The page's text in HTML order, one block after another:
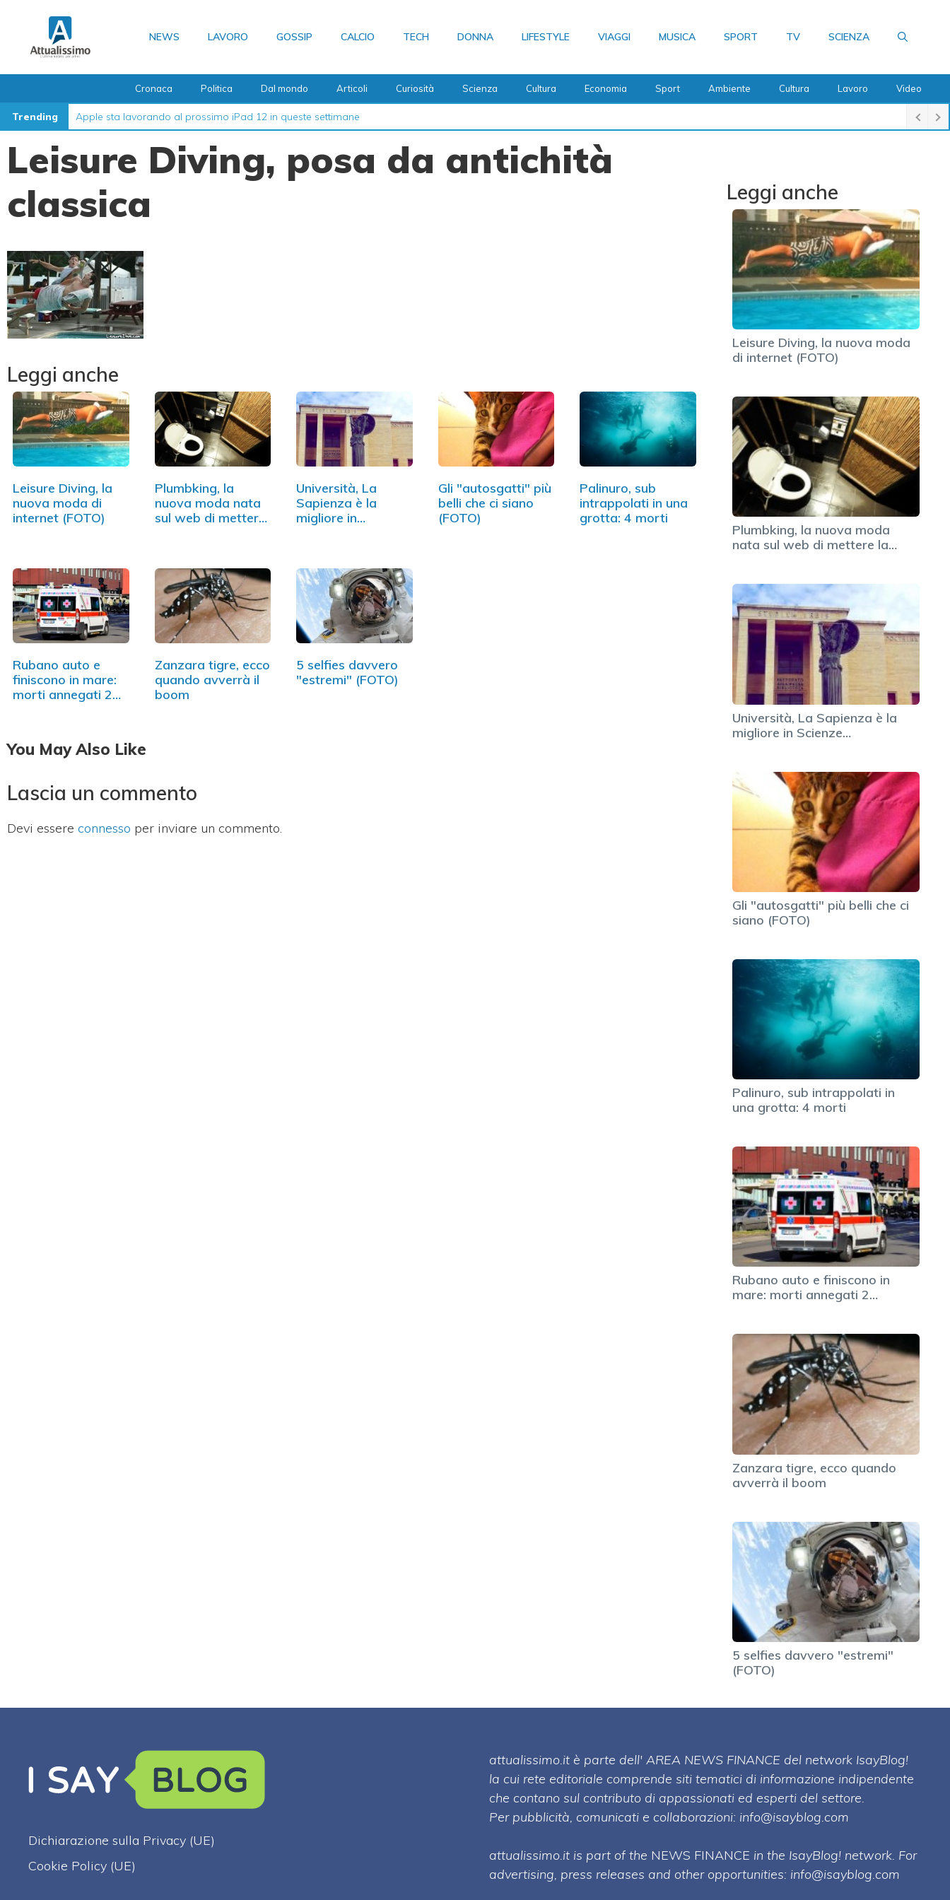
contenuto
NEWS LAVORO GOSSIP CALCIO TECH DONNA LIFESTYLE VIAGGI MUSICA SPORT TV SCIENZA
Cronaca Politica Dal mondo Articoli Curiosità Scienza Cultura Economia Sport Ambiente Cultura Lavoro Video
Trending Apple sta lavorando al prossimo iPad 12 in queste settimane
Leisure Diving, posa da antichità
classica
Leggi anche
Leisure Diving, la
nuova moda di
internet (FOTO)
Plumbking, la
nuova moda nata
sul web di mettere
Università, La
Sapienza è la
migliore in
Gli "autosgatti" più
belli che ci siano
(FOTO)
Palinuro, sub
intrappolati in una
grotta: 4 morti
Rubano auto e
finiscono in mare:
morti annegati 2…
Zanzara tigre, ecco
quando avverrà il
boom
5 selfies davvero
"estremi" (FOTO)
You May Also Like
Lascia un commento
Devi essere connesso per inviare un commento.
Leggi anche
Leisure Diving, la nuova moda
di internet (FOTO)
Plumbking, la nuova moda
nata sul web di mettere la…
Università, La Sapienza è la
migliore in Scienze…
Gli "autosgatti" più belli che ci
siano (FOTO)
Palinuro, sub intrappolati in
una grotta: 4 morti
Rubano auto e finiscono in
mare: morti annegati 2…
Zanzara tigre, ecco quando
avverrà il boom
5 selfies davvero "estremi"
(FOTO)
Dichiarazione sulla Privacy (UE)
Cookie Policy (UE)
attualissimo.it è parte dell' AREA NEWS FINANCE del network IsayBlog!
la cui rete editoriale comprende siti tematici di informazione indipendente
che contano sul contributo di appassionati ed esperti del settore.
Per pubblicità, comunicati e collaborazioni: info@isayblog.com
attualissimo.it is part of the NEWS FINANCE in the IsayBlog! network. For
advertising, press releases and other opportunities: info@isayblog.com